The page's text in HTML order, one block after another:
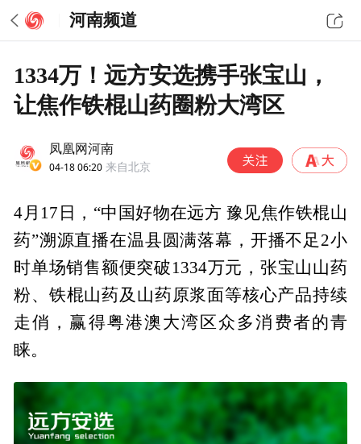
河南频道
1334万！远方安选携手张宝山，
让焦作铁棍山药圈粉大湾区
凤凰网河南
04-18 06:20 来自北京
4月17日，“中国好物在远方 豫见焦作铁棍山
药”溯源直播在温县圆满落幕，开播不足2小
时单场销售额便突破1334万元，张宝山山药
粉、铁棍山药及山药原浆面等核心产品持续
走俏，赢得粤港澳大湾区众多消费者的青
睐。